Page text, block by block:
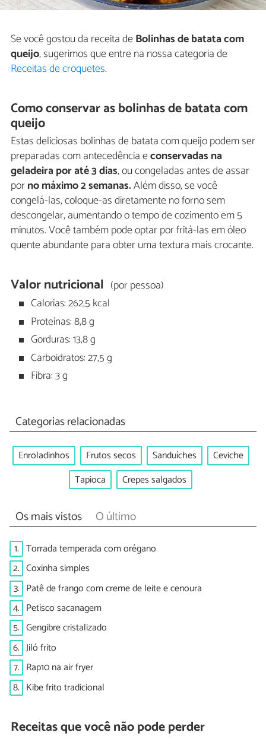
Se você gostou da receita deBolinhas de batata com
queijo, sugerimos que entre na nossa categoria de
Receitas de croquetes.
Como conservar as bolinhas de batata com
queijo
Estas deliciosas bolinhas de batata com queijo podem ser
preparadas com antecedência econservadas na
geladeira por até 3 dias, ou congeladas antes de assar
porno máximo 2 semanas.Além disso, se você
congelá-las, coloque-as diretamente no forno sem
descongelar, aumentando o tempo de cozimento em 5
minutos. Você também pode optar por fritá-las em óleo
quente abundante para obter uma textura mais crocante.
Valor nutricional (por pessoa)
Calorias: 262,5 kcal
Proteínas: 8,8 g
Gorduras: 13,8 g
Carboidratos: 27,5 g
Fibra: 3 g
Categorias relacionadas
Enroladinhos Frutos secos Sanduíches
Ceviche
Tapioca
Crepes salgados
Os mais vistos O último
1. Torrada temperada com orégano
2. Coxinha simples
3. Patê de frango com creme de leite e cenoura
4. Petisco sacanagem
5. Gengibre cristalizado
6. Jiló frito
7. Rap10 na air fryer
8. Kibe frito tradicional
Receitas que você não pode perder